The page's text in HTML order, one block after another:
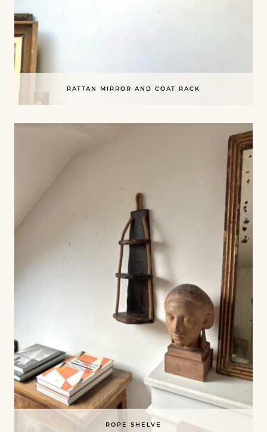
RATTAN MIRROR AND COAT RACK
ROPE SHELVE